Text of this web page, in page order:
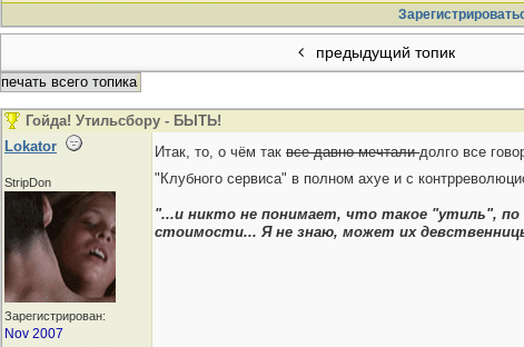
предыдущий топик
печать всего топика
Гойда! Утильсбору - БЫТЬ!
Lokator
StripDon
Зарегистрирован:
Nov 2007
Итак, то, о чём так все давно мечталидолго все
"Клубного сервиса" в полном ахуе и с
"...и никто не понимает, что такое "утиль",
стоимости... Я не знаю, может их